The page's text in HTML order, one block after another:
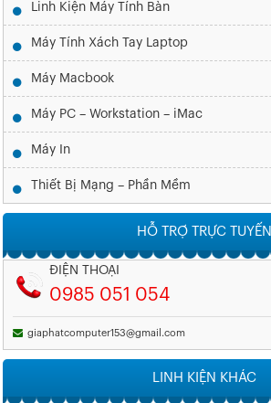
Linh Kiện Máy Tính Bàn
Máy Tính Xách Tay Laptop
Máy Macbook
Máy PC – Workstation – iMac
Máy In
Thiết Bị Mạng – Phần Mềm
HỖ TRỢ TRỰC TUYẾN
ĐIỆN THOẠI
0985 051 054
giaphatcomputer153@gmail.com
LINH KIỆN KHÁC